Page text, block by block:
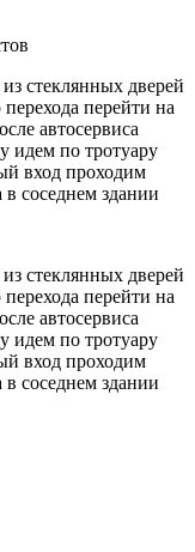
стеклянных дверей
перейти на
автосервиса
идем по тротуару
вход проходим
в соседнем здании
стеклянных дверей
перейти на
автосервиса
идем по тротуару
вход проходим
в соседнем здании